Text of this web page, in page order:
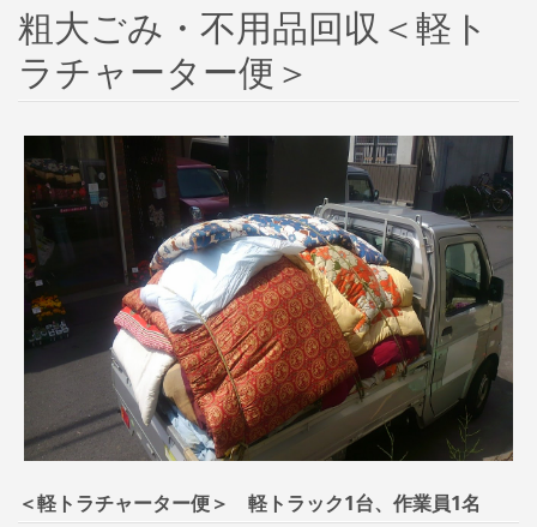
粗大ごみ・不用品回収＜軽ト
ラチャーター便＞
＜軽トラチャーター便＞ 軽トラック1台、作業員1名